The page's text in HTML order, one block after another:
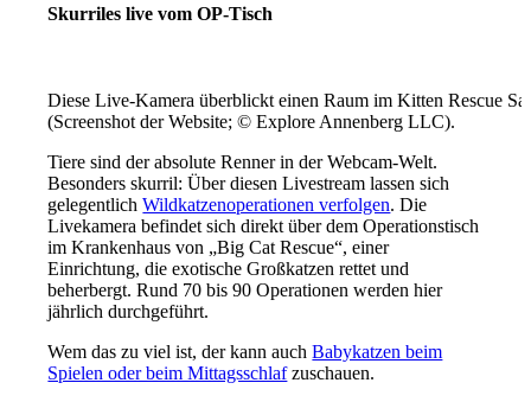
Skurriles live vom OP-Tisch
Diese Live-Kamera überblickt einen Raum im Kitten Rescue
(Screenshot der Website; © Explore Annenberg LLC).
Tiere sind der absolute Renner in der Webcam-Welt.
Besonders skurril: Über diesen Livestream lassen sich
gelegentlichWildkatzenoperationen verfolgen. Die
Livekamera befindet sich direkt über dem Operationstisch
im Krankenhaus von „Big Cat Rescue“, einer
Einrichtung, die exotische Großkatzen rettet und
beherbergt. Rund 70 bis 90 Operationen werden hier
jährlich durchgeführt.
Wem das zu viel ist, der kann auchBabykatzen beim
Spielen oder beim Mittagsschlafzuschauen.